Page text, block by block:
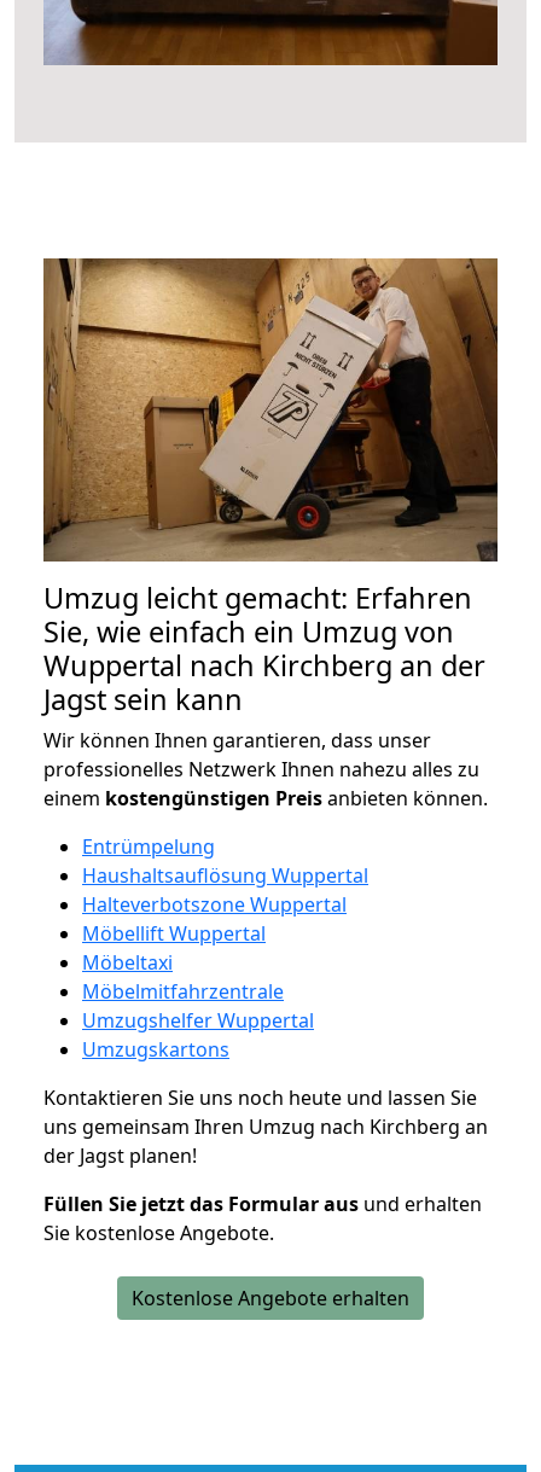
Umzug leicht gemacht: Erfahren
Sie, wie einfach ein Umzug von
Wuppertal nach Kirchberg an der
Jagst sein kann
Wir können Ihnen garantieren, dass unser
professionelles Netzwerk Ihnen nahezu alles zu
einem kostengünstigen Preisanbieten können.
Entrümpelung
Haushaltsauflösung Wuppertal
Halteverbotszone Wuppertal
Möbellift Wuppertal
Möbeltaxi
Möbelmitfahrzentrale
Umzugshelfer Wuppertal
Umzugskartons
Kontaktieren Sie uns noch heute und lassen Sie
uns gemeinsam Ihren Umzug nach Kirchberg an
der Jagst planen!
Füllen Sie jetzt das Formular aus und erhalten
Sie kostenlose Angebote.
Kostenlose Angebote erhalten